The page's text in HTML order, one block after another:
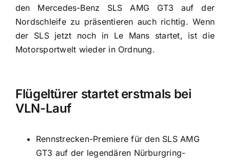
den Mercedes-Benz SLS AMG GT3 auf der
Nordschleife zu präsentieren auch richtig. Wenn
der SLS jetzt noch in Le Mans startet, ist die
Motorsportwelt wieder in Ordnung.
Flügeltürer startet erstmals bei
VLN-Lauf
Rennstrecken-Premiere für den SLS AMG
GT3 auf der legendären Nürburgring-